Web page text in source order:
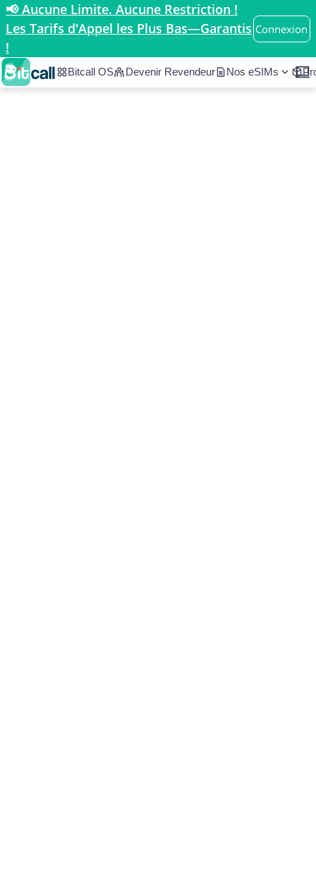
📢 Aucune Limite. Aucune Restriction !
Les Tarifs d'Appel les Plus Bas—Garantis
!
Connexion
Bitcall OS Devenir Revendeur Nos eSIMs
Accueil / Pays / Brazil
Tarifs d’appel et